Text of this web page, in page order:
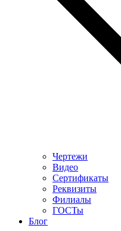
Чертежи
Видео
Сертификаты
Реквизиты
Филиалы
ГОСТы
Блог